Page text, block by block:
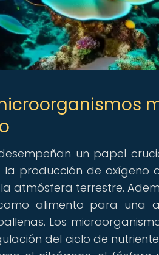
un papel
la producción de oxígeno
atmósfera terrestre.
alimento para una
Los
del ciclo de